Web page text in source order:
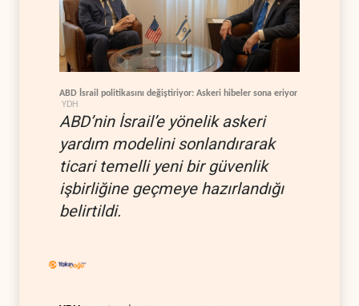
ABD İsrail politikasını değiştiriyor: Askeri hibeler sona eriyor
YDH
ABD’nin İsrail’e yönelik askeri
yardım modelini sonlandırarak
ticari temelli yeni bir güvenlik
işbirliğine geçmeye hazırlandığı
belirtildi.